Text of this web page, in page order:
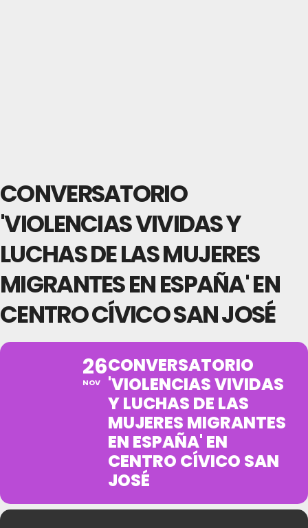
CONVERSATORIO
'VIOLENCIAS VIVIDAS Y
LUCHAS DE LAS MUJERES
MIGRANTES EN ESPAÑA' EN
CENTRO CÍVICO SAN JOSÉ
26
NOV
CONVERSATORIO
'VIOLENCIAS VIVIDAS
Y LUCHAS DE LAS
MUJERES MIGRANTES
EN ESPAÑA' EN
CENTRO CÍVICO SAN
JOSÉ